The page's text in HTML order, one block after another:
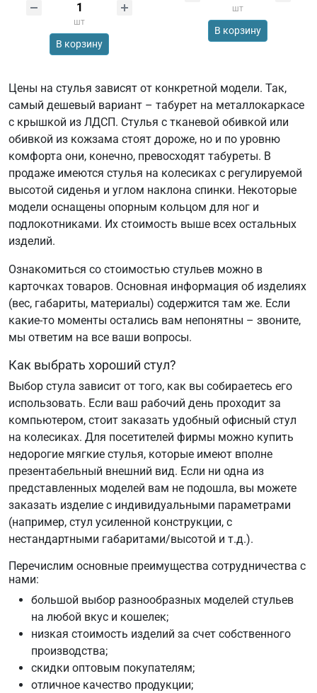
шт
В корзину
шт
В корзину
Цены на стулья зависят от конкретной модели. Так,
самый дешевый вариант – табурет на металлокаркасе
с крышкой из ЛДСП. Стулья с тканевой обивкой или
обивкой из кожзама стоят дороже, но и по уровню
комфорта они, конечно, превосходят табуреты. В
продаже имеются стулья на колесиках с регулируемой
высотой сиденья и углом наклона спинки. Некоторые
модели оснащены опорным кольцом для ног и
подлокотниками. Их стоимость выше всех остальных
изделий.
Ознакомиться со стоимостью стульев можно в
карточках товаров. Основная информация об изделиях
(вес, габариты, материалы) содержится там же. Если
какие-то моменты остались вам непонятны – звоните,
мы ответим на все ваши вопросы.
Как выбрать хороший стул?
Выбор стула зависит от того, как вы собираетесь его
использовать. Если ваш рабочий день проходит за
компьютером, стоит заказать удобный офисный стул
на колесиках. Для посетителей фирмы можно купить
недорогие мягкие стулья, которые имеют вполне
презентабельный внешний вид. Если ни одна из
представленных моделей вам не подошла, вы можете
заказать изделие с индивидуальными параметрами
(например, стул усиленной конструкции, с
нестандартными габаритами/высотой и т.д.).
Перечислим основные преимущества сотрудничества с
нами:
большой выбор разнообразных моделей стульев
на любой вкус и кошелек;
низкая стоимость изделий за счет собственного
производства;
скидки оптовым покупателям;
отличное качество продукции;